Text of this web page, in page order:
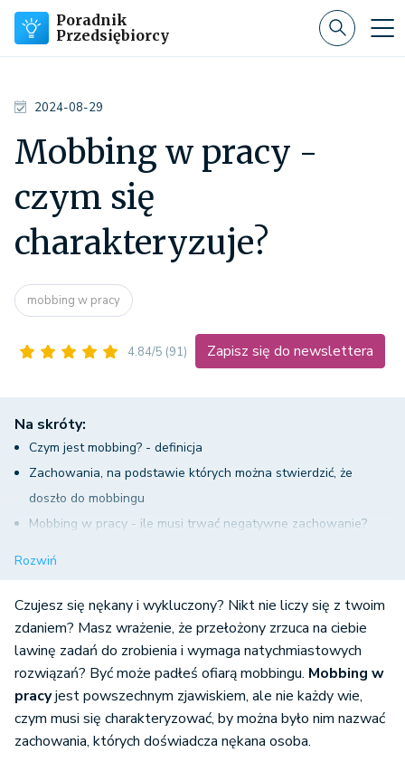
Poradnik
Przedsiębiorcy
2024-08-29
Mobbing w pracy -
czym się
charakteryzuje?
mobbing w pracy
4.84/5 (91) Zapisz się do newslettera
Na skróty:
Czym jest mobbing? - definicja
Zachowania, na podstawie których można stwierdzić, że
doszło do mobbingu
Mobbing w pracy - ile musi trwać negatywne zachowanie?
Jakie prawo ma pracownik w momencie, gdy padł ofiarą
mobbingu?
Co powinna zrobić ofiara mobbingu w pracy, by otrzymać
odszkodowanie w formie pieniężnej?
Dlaczego ofiary mobbingu w pracy nie decydują się na
złożenie pozwu do sądu?
Co może być wykorzystane jako dowód mobbingu w pracy?
Rozwiń
Czujesz się nękany i wykluczony? Nikt nie liczy się z twoim
zdaniem? Masz wrażenie, że przełożony zrzuca na ciebie
lawinę zadań do zrobienia i wymaga natychmiastowych
rozwiązań? Być może padłeś ofiarą mobbingu. Mobbing w
pracyjest powszechnym zjawiskiem, ale nie każdy wie,
czym musi się charakteryzować, by można było nim nazwać
zachowania, których doświadcza nękana osoba.